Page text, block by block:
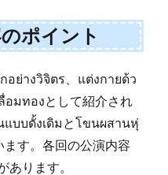
ポイント
ย่างวิจิตร、แต่งกายด้ว
มทองとして紹介され
แบบดั้งเดิมとโขนผสานหุ่
す。各回の公演内容
あります。